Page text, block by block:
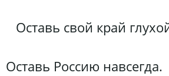
Оставь свой край
Оставь Россию навсегда.